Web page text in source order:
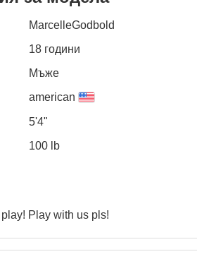
MarcelleGodbold
18 години
Мъже
american
5'4"
100 lb
Play with us pls!